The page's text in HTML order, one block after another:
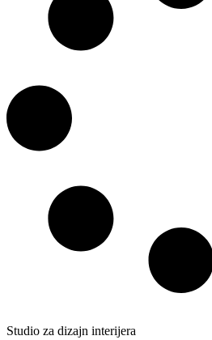
Studio za dizajn interijera